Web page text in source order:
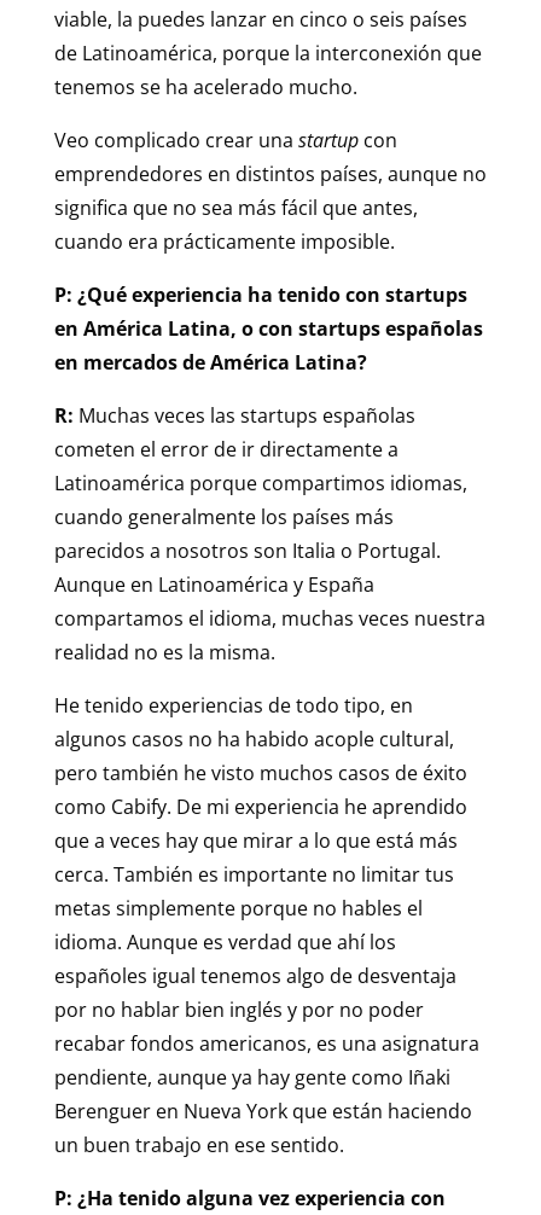
viable, la puedes lanzar en cinco o seis países
de Latinoamérica, porque la interconexión que
tenemos se ha acelerado mucho.
Veo complicado crear una startupcon
emprendedores en distintos países, aunque no
significa que no sea más fácil que antes,
cuando era prácticamente imposible.
P: ¿Qué experiencia ha tenido con startups
en América Latina, o con startups españolas
en mercados de América Latina?
R: Muchas veces las startups españolas
cometen el error de ir directamente a
Latinoamérica porque compartimos idiomas,
cuando generalmente los países más
parecidos a nosotros son Italia o Portugal.
Aunque en Latinoamérica y España
compartamos el idioma, muchas veces nuestra
realidad no es la misma.
He tenido experiencias de todo tipo, en
algunos casos no ha habido acople cultural,
pero también he visto muchos casos de éxito
como Cabify. De mi experiencia he aprendido
que a veces hay que mirar a lo que está más
cerca. También es importante no limitar tus
metas simplemente porque no hables el
idioma. Aunque es verdad que ahí los
españoles igual tenemos algo de desventaja
por no hablar bien inglés y por no poder
recabar fondos americanos, es una asignatura
pendiente, aunque ya hay gente como Iñaki
Berenguer en Nueva York que están haciendo
un buen trabajo en ese sentido.
P: ¿Ha tenido alguna vez experiencia con